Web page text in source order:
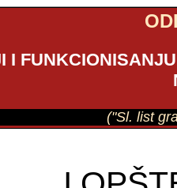
I
("Sl. list